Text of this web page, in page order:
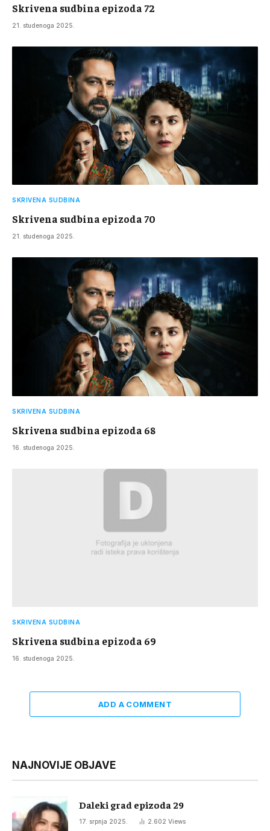
Skrivena sudbina epizoda 72
21. studenoga 2025.
SKRIVENA SUDBINA
Skrivena sudbina epizoda 70
21. studenoga 2025.
SKRIVENA SUDBINA
Skrivena sudbina epizoda 68
16. studenoga 2025.
SKRIVENA SUDBINA
Skrivena sudbina epizoda 69
16. studenoga 2025.
ADD A COMMENT
NAJNOVIJE OBJAVE
Daleki grad epizoda 29
17. srpnja 2025. 2.602 Views